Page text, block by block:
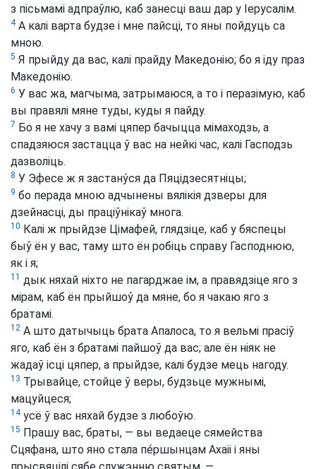
з пісьмамі адпраўлю, каб занесці ваш дар у Іерусалім.
4А калі варта будзе і мне пайсці, то яны пойдуць са
мною.
5 Я прыйду да вас, калі прайду Македонію; бо я іду праз
Македонію.
6 У вас жа, магчыма, затрымаюся, а то і перазімую, каб
вы правялі мяне туды, куды я пайду.
7 Бо я не хачу з вамі цяпер бачыцца мімаходзь, а
спадзяюся застацца ў вас на нейкі час, калі Гасподзь
дазволіць.
8 У Эфесе ж я застану́ся да Пяцідзесятніцы;
9 бо перада мною адчынены вялікія дзверы для
дзейнасці, ды праціўнікаў многа.
10 Калі ж прыйдзе Цімафей, глядзіце, каб у бяспецы
быў ён у вас, таму што ён робіць справу Гасподнюю,
як і я;
11 дык няхай ніхто не пагарджае ім, а правядзіце яго з
мірам, каб ён прыйшоў да мяне, бо я чакаю яго з
братамі.
12 А што датычыць брата Апалоса, то я вельмі прасіў
яго, каб ён з братамі пайшоў да вас; але ён ніяк не
жадаў ісці цяпер, а прыйдзе, калі будзе мець нагоду.
13 Трывайце, стойце ў веры, будзьце мужнымі,
мацуйцеся;
14усё ў вас няхай будзе з любоўю.
15 Прашу вас, браты, — вы ведаеце сямейства
Сцяфана, што яно стала пе́ршынцам Ахаіі і яны